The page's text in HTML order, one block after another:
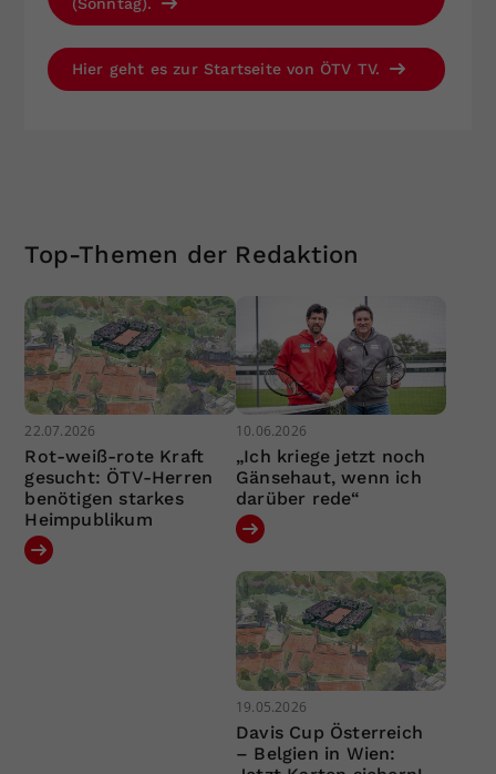
Hier geht es zur Startseite von ÖTV TV.
Top-Themen der Redaktion
22.07.2026
Rot-weiß-rote Kraft
gesucht: ÖTV-Herren
benötigen starkes
Heimpublikum
10.06.2026
„Ich kriege jetzt noch
Gänsehaut, wenn ich
darüber rede“
19.05.2026
Davis Cup Österreich
– Belgien in Wien: